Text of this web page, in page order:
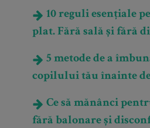
10 reguli esențiale
plat. Fără sală și fără
5 metode de a
copilului tău înainte
Ce să mănânci
fără balonare și